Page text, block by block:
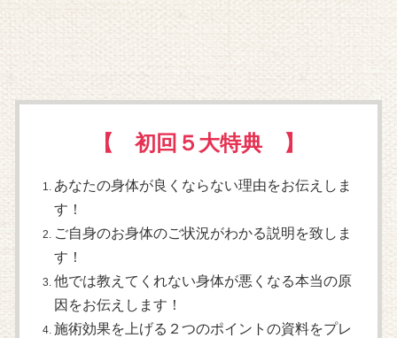
【 初回５大特典 】
あなたの身体が良くならない理由をお伝えしま
す！
ご自身のお身体のご状況がわかる説明を致しま
す！
他では教えてくれない身体が悪くなる本当の原
因をお伝えします！
施術効果を上げる２つのポイントの資料をプレ